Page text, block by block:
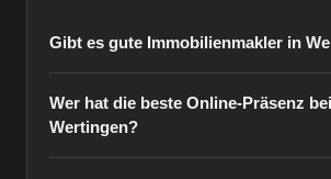
Gibt es gute Immobilienmakler in
Wer hat die beste Online-Präsenz
Wertingen?